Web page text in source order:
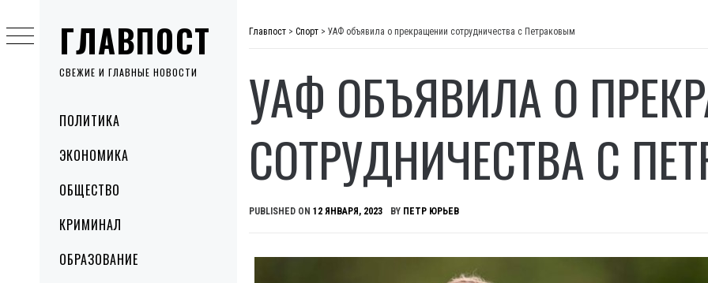
ГЛАВПОСТ
СВЕЖИЕ И ГЛАВНЫЕ НОВОСТИ
MenuПОЛИТИКА
ЭКОНОМИКА
ОБЩЕСТВО
КРИМИНАЛ
ОБРАЗОВАНИЕ
to
content
Главпост > Спорт > УАФ объявила о прекращении сотрудничества с Петраковым
УАФ ОБЪЯВИЛА О
СОТРУДНИЧЕСТВА С
PUBLISHED ON 12 ЯНВАРЯ, 2023 BY ПЕТР ЮРЬЕВ